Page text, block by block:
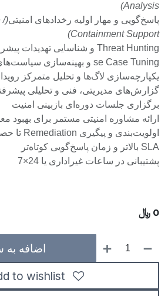
Analysis)
پاسخ‌گویی و مهار اولیه رخدادهای امنیتی /
Containment Support)
Threat Hunting و شناسایی تهدیدات پیشرفته
se Case Tuning و بهینه‌سازی سیاست‌های شناسایی
یکپارچه‌سازی لاگ‌ها و تحلیل متمرکز
گزارش‌های مدیریتی، فنی و تحلیلی
برگزاری جلسات دوره‌ای بازبینی امنیت
ارائه مشاوره امنیتی مستمر برای بهبود
اولویت‌بندی و پیگیری Remediation تا حصول نتیجه
SLA بالاتر و زمان پاسخ‌گویی کوتاه‌تر
پشتیبانی در ساعات غیراداری یا 24×7
0 ﷼
اضافه به
to wishlist